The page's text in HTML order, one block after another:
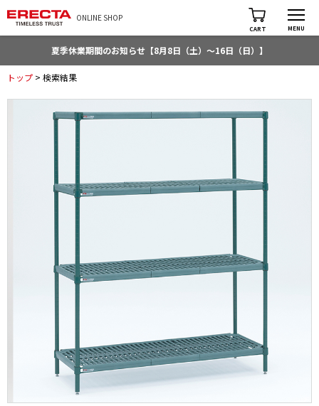
ONLINE SHOP
CART MENU
夏季休業期間のお知らせ【8月8日（土）～16日（日）】
トップ > 検索結果